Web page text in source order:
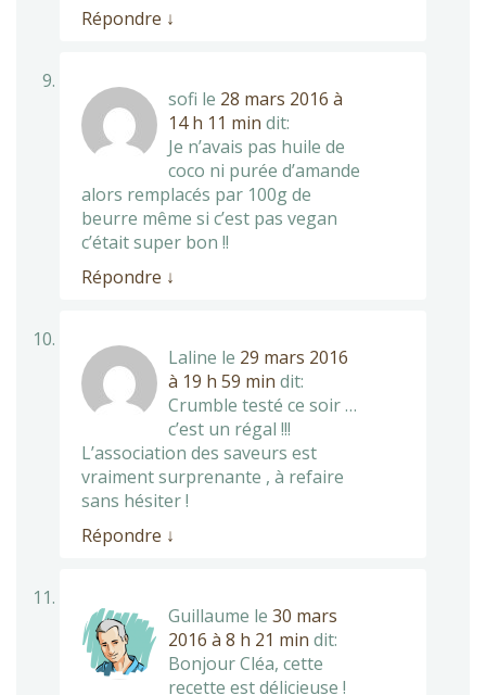
Répondre ↓
sofi le 28 mars 2016 à
14 h 11 min dit:
Je n’avais pas huile de
coco ni purée d’amande
alors remplacés par 100g de
beurre même si c’est pas vegan
c’était super bon !!
Répondre ↓
Laline le 29 mars 2016
à 19 h 59 min dit:
Crumble testé ce soir …
c’est un régal !!!
L’association des saveurs est
vraiment surprenante , à refaire
sans hésiter !
Répondre ↓
Guillaume le 30 mars
2016 à 8 h 21 min dit:
Bonjour Cléa, cette
recette est délicieuse !